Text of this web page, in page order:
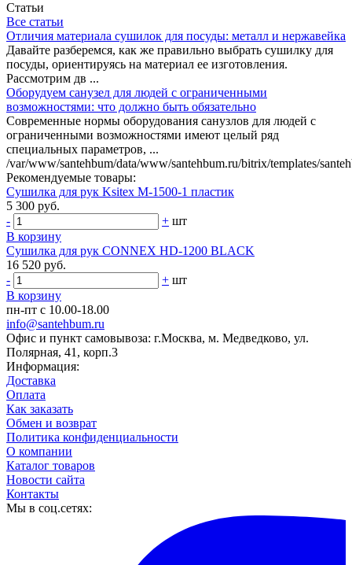
Статьи
Все статьи
Отличия материала сушилок для посуды: металл и нержавейка
Давайте разберемся, как же правильно выбрать сушилку для
посуды, ориентируясь на материал ее изготовления.
Рассмотрим дв ...
Оборудуем санузел для людей с ограниченными
возможностями: что должно быть обязательно
Современные нормы оборудования санузлов для людей с
ограниченными возможностями имеют целый ряд
специальных параметров, ...
/var/www/santehbum/data/www/santehbum.ru/bitrix/templates/
Рекомендуемые товары:
Сушилка для рук Ksitex M-1500-1 пластик
5 300 руб.
-
+ шт
В корзину
Сушилка для рук CONNEX HD-1200 BLACK
16 520 руб.
-
+ шт
В корзину
пн-пт с 10.00-18.00
info@santehbum.ru
Офис и пункт самовывоза: г.Москва, м. Медведково, ул.
Полярная, 41, корп.3
Информация:
Доставка
Оплата
Как заказать
Обмен и возврат
Политика конфиденциальности
О компании
Каталог товаров
Новости сайта
Контакты
Мы в соц.сетях: